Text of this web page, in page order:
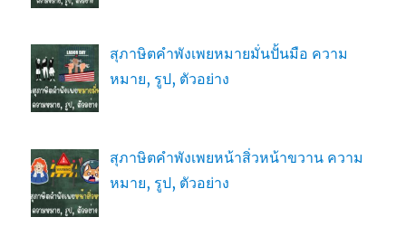
สุภาษิตคำพังเพยหมายมั่นปั้นมือ ความ
หมาย, รูป, ตัวอย่าง
สุภาษิตคำพังเพยหน้าสิ่วหน้าขวาน ความ
หมาย, รูป, ตัวอย่าง